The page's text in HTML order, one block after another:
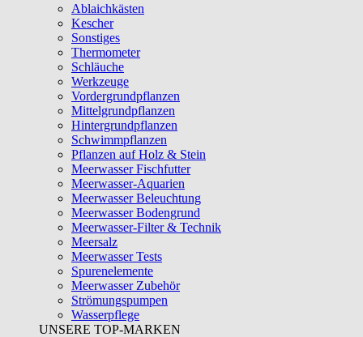
Ablaichkästen
Kescher
Sonstiges
Thermometer
Schläuche
Werkzeuge
Vordergrundpflanzen
Mittelgrundpflanzen
Hintergrundpflanzen
Schwimmpflanzen
Pflanzen auf Holz & Stein
Meerwasser Fischfutter
Meerwasser-Aquarien
Meerwasser Beleuchtung
Meerwasser Bodengrund
Meerwasser-Filter & Technik
Meersalz
Meerwasser Tests
Spurenelemente
Meerwasser Zubehör
Strömungspumpen
Wasserpflege
UNSERE TOP-MARKEN